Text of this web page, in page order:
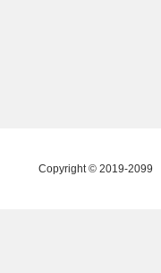
Copyright © 2019-2099